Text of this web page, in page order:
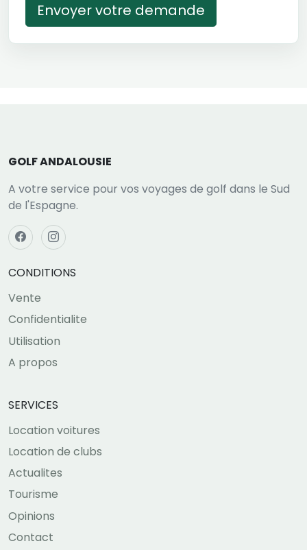
Envoyer votre demande
GOLF ANDALOUSIE
A votre service pour vos voyages de golf dans le Sud
de l'Espagne.
CONDITIONS
Vente
Confidentialite
Utilisation
A propos
SERVICES
Location voitures
Location de clubs
Actualites
Tourisme
Opinions
Contact